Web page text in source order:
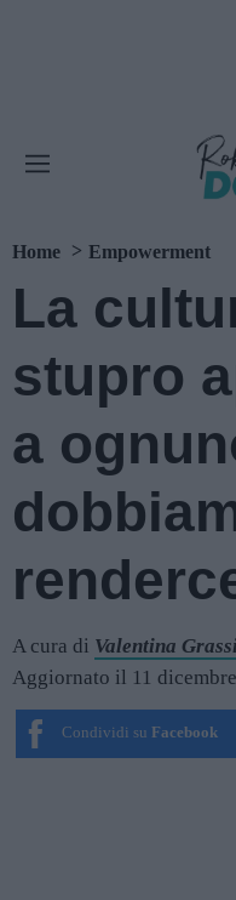
Home Empowerment
La
stupro
a
A cura di Valentina
Aggiornato il 11
Condividi su Facebook